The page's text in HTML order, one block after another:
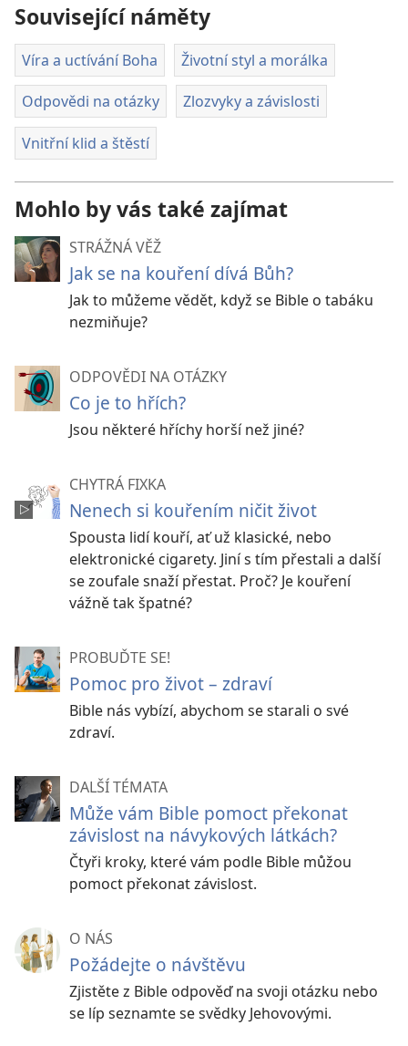
Související náměty
Víra a uctívání Boha Životní styl a morálka
Odpovědi na otázky Zlozvyky a závislosti
Vnitřní klid a štěstí
Mohlo by vás také zajímat
STRÁŽNÁ VĚŽ
Jak se na kouření dívá Bůh?
Jak to můžeme vědět, když se Bible o tabáku
nezmiňuje?
ODPOVĚDI NA OTÁZKY
Co je to hřích?
Jsou některé hříchy horší než jiné?
CHYTRÁ FIXKA
Nenech si kouřením ničit život
Spousta lidí kouří, ať už klasické, nebo
elektronické cigarety. Jiní s tím přestali a další
se zoufale snaží přestat. Proč? Je kouření
vážně tak špatné?
PROBUĎTE SE!
Pomoc pro život – zdraví
Bible nás vybízí, abychom se starali o své
zdraví.
DALŠÍ TÉMATA
Může vám Bible pomoct překonat
závislost na návykových látkách?
Čtyři kroky, které vám podle Bible můžou
pomoct překonat závislost.
O NÁS
Požádejte o návštěvu
Zjistěte z Bible odpověď na svoji otázku nebo
se líp seznamte se svědky Jehovovými.